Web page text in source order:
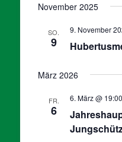
November 2025
SO.
9
9. November
März 2026
FR.
6
6. März @ 19:00